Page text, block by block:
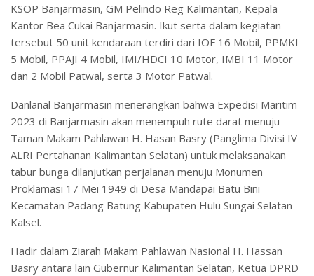
KSOP Banjarmasin, GM Pelindo Reg Kalimantan, Kepala
Kantor Bea Cukai Banjarmasin. Ikut serta dalam kegiatan
tersebut 50 unit kendaraan terdiri dari IOF 16 Mobil, PPMKI
5 Mobil, PPAJI 4 Mobil, IMI/HDCI 10 Motor, IMBI 11 Motor
dan 2 Mobil Patwal, serta 3 Motor Patwal.
Danlanal Banjarmasin menerangkan bahwa Expedisi Maritim
2023 di Banjarmasin akan menempuh rute darat menuju
Taman Makam Pahlawan H. Hasan Basry (Panglima Divisi IV
ALRI Pertahanan Kalimantan Selatan) untuk melaksanakan
tabur bunga dilanjutkan perjalanan menuju Monumen
Proklamasi 17 Mei 1949 di Desa Mandapai Batu Bini
Kecamatan Padang Batung Kabupaten Hulu Sungai Selatan
Kalsel.
Hadir dalam Ziarah Makam Pahlawan Nasional H. Hassan
Basry antara lain Gubernur Kalimantan Selatan, Ketua DPRD